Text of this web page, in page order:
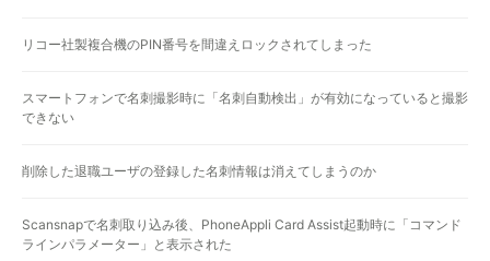
リコー社製複合機のPIN番号を間違えロックされてしまった
スマートフォンで名刺撮影時に「名刺自動検出」が有効になっていると撮影
できない
削除した退職ユーザの登録した名刺情報は消えてしまうのか
Scansnapで名刺取り込み後、PhoneAppli Card Assist起動時に「コマンド
ラインパラメーター」と表示された